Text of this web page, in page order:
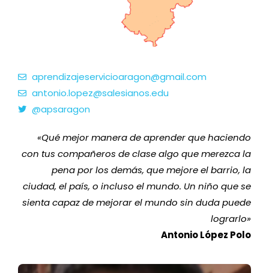
aprendizajeservicioaragon@gmail.com
antonio.lopez@salesianos.edu
@apsaragon
«Qué mejor manera de aprender que haciendo
con tus compañeros de clase algo que merezca la
pena por los demás, que mejore el barrio, la
ciudad, el país, o incluso el mundo. Un niño que se
sienta capaz de mejorar el mundo sin duda puede
lograrlo»
Antonio López Polo